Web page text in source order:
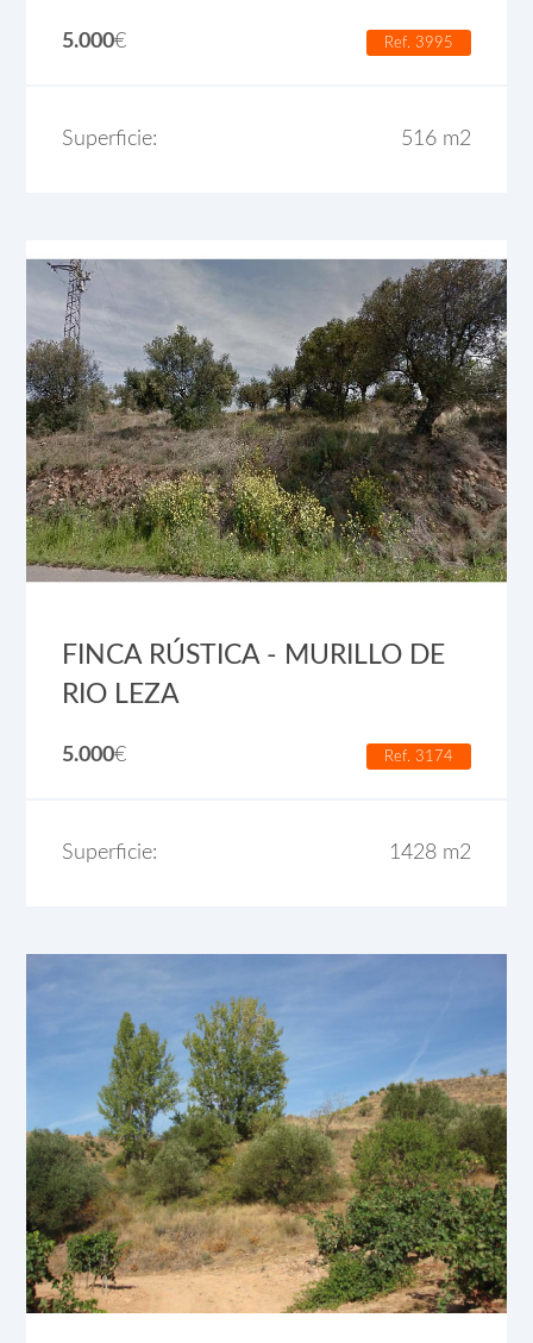
5.000€ Ref. 3995
Superficie: 516 m2
FINCA RÚSTICA - MURILLO DE
RIO LEZA
5.000€ Ref. 3174
Superficie: 1428 m2